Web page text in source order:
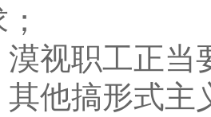
职工正当
搞形式主